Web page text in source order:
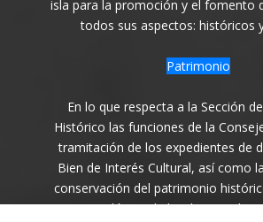
isla para la promoción y el fomento
todos sus aspectos: históricos
Patrimonio
En lo que respecta a la Sección
Histórico las funciones de la
tramitación de los expedientes de
Bien de Interés Cultural, así como
conservación del patrimonio
y arqueológico de la Isla en todas